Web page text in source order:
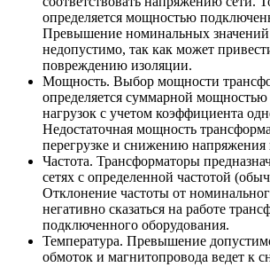
определяется мощностью
Превышение номинальных значений
недопустимо, так как может
повреждению изоляции.
Мощность. Выбор мощности
определяется суммарной
нагрузок с учетом коэффициента
Недостаточная мощность
перегрузке и снижению напряжения
Частота. Трансформаторы
сетях с определенной частотой
Отклонение частоты от
негативно сказаться на работе
подключенного оборудования.
Температура. Превышение
обмоток и магнитопровода ведет к